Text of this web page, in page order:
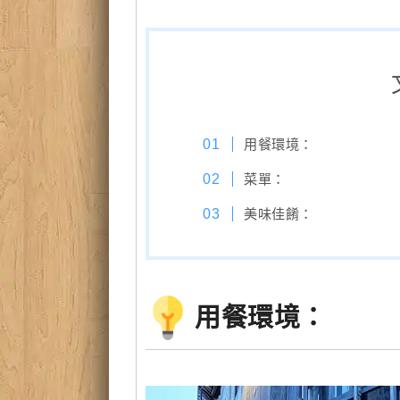
用餐環境：
菜單：
美味佳餚：
用餐環境：